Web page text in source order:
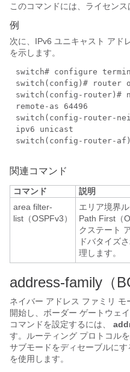
このコマンドには、ライセンス
例
次に、IPv6 ユニキャスト アド
を示します。
switch# configure
switch(config)# router
switch(config-router)#
remote-as 64496
switch(config-router-
ipv6 unicast
switch(config-router-
関連コマンド
コマンド
説明
area filter-
list（OSPFv3）
エリア境界
Path First（
クステート
ドバタイズ
理します。
address-family（
ネイバー アドレス ファミリ
開始し、ボーダー ゲートウェ
コマンドを設定するには、
す。ルーティング プロトコル
サブモードをディセーブルに
を使用します。